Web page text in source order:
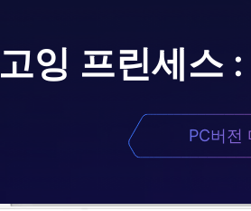
고잉 프린세스
PC버전